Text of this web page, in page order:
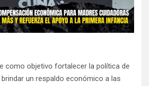
como objetivo fortalecer la política de
un respaldo económico a las